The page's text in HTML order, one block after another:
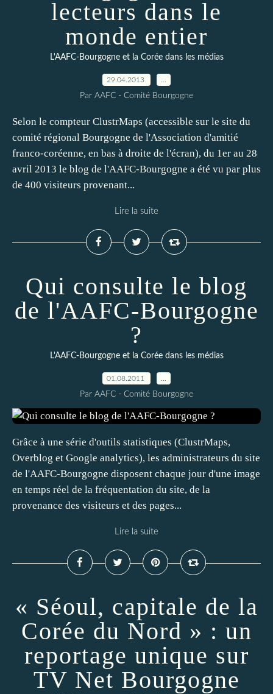
lecteurs dans le
monde entier
L'AAFC-Bourgogne et la Corée dans les médias
29.04.2013
Par AAFC - Comité Bourgogne
Selon le compteur ClustrMaps (accessible sur le site du
comité régional Bourgogne de l'Association d'amitié
franco-coréenne, en bas à droite de l'écran), du 1er au 28
avril 2013 le blog de l'AAFC-Bourgogne a été vu par plus
de 400 visiteurs provenant...
Lire la suite
Qui consulte le blog
de l'AAFC-Bourgogne
?
L'AAFC-Bourgogne et la Corée dans les médias
01.08.2011
Par AAFC - Comité Bourgogne
Grâce à une série d'outils statistiques (ClustrMaps,
Overblog et Google analytics), les administrateurs du site
de l'AAFC-Bourgogne disposent chaque jour d'une image
en temps réel de la fréquentation du site, de la
provenance des visiteurs et des pages...
Lire la suite
« Séoul, capitale de la
Corée du Nord » : un
reportage unique sur
TV Net Bourgogne